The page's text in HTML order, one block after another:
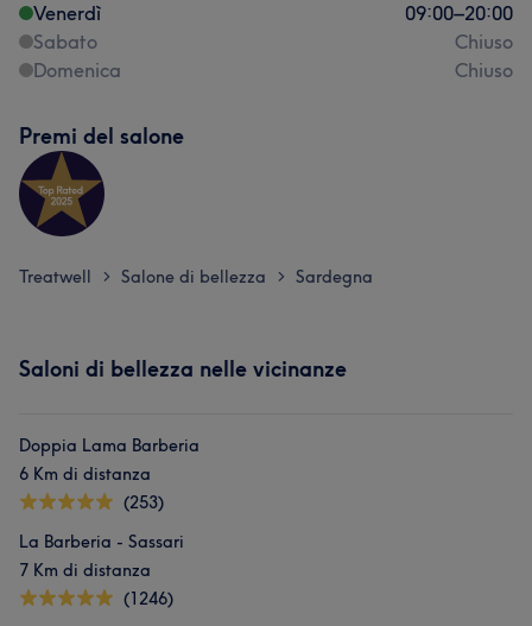
Venerdì
09:00–20:00
Sabato
Chiuso
Domenica
Chiuso
Premi del salone
Treatwell > Salone di bellezza > Sardegna
Saloni di bellezza nelle vicinanze
Doppia Lama Barberia
6 Km di distanza
(253)
La Barberia - Sassari
7 Km di distanza
(1246)